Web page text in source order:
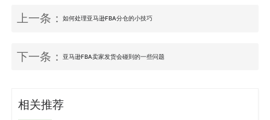
上一条：如何处理亚马逊FBA分仓的小技巧
下一条：亚马逊FBA卖家发货会碰到的一些问题
相关推荐